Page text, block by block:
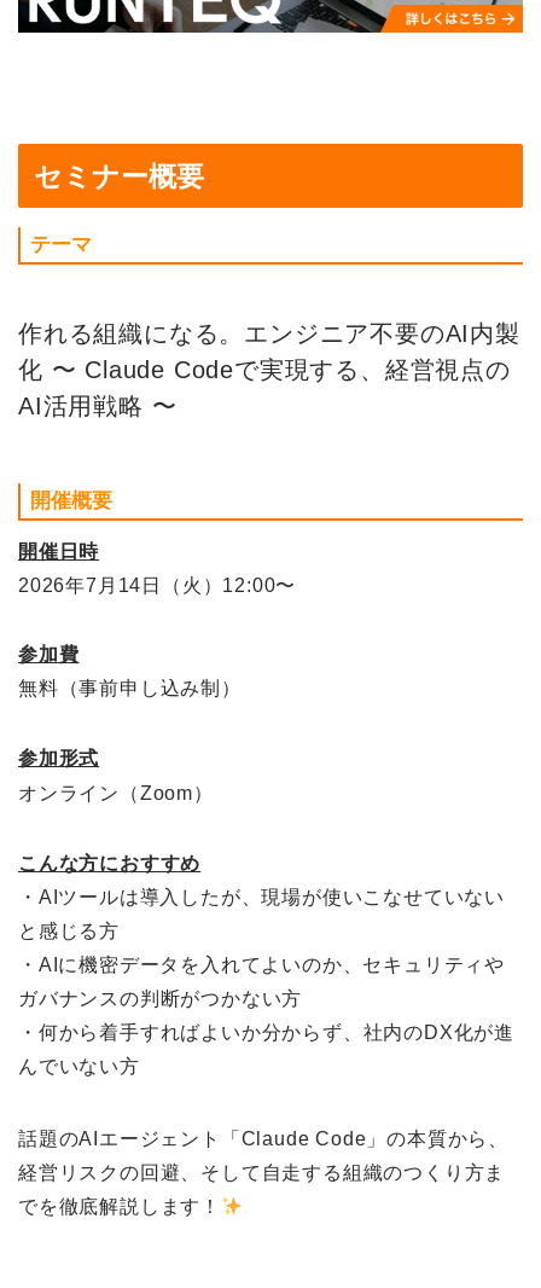
セミナー概要
テーマ
作れる組織になる。エンジニア不要のAI内製
化 〜 Claude Codeで実現する、経営視点の
AI活用戦略 〜
開催概要
開催日時
2026年7月14日（火）12:00〜
参加費
無料（事前申し込み制）
参加形式
オンライン（Zoom）
こんな方におすすめ
・AIツールは導入したが、現場が使いこなせていない
と感じる方
・AIに機密データを入れてよいのか、セキュリティや
ガバナンスの判断がつかない方
・何から着手すればよいか分からず、社内のDX化が進
んでいない方
話題のAIエージェント「Claude Code」の本質から、
経営リスクの回避、そして自走する組織のつくり方ま
でを徹底解説します！